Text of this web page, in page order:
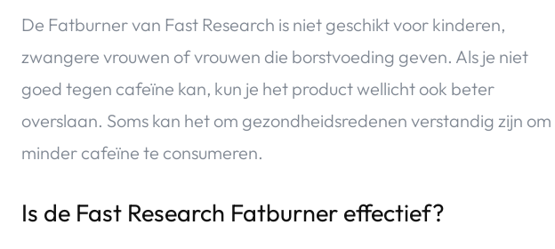
De Fatburner van Fast Research is niet geschikt voor kinderen,
zwangere vrouwen of vrouwen die borstvoeding geven. Als je niet
goed tegen cafeïne kan, kun je het product wellicht ook beter
overslaan. Soms kan het om gezondheidsredenen verstandig zijn om
minder cafeïne te consumeren.
Is de Fast Research Fatburner effectief?